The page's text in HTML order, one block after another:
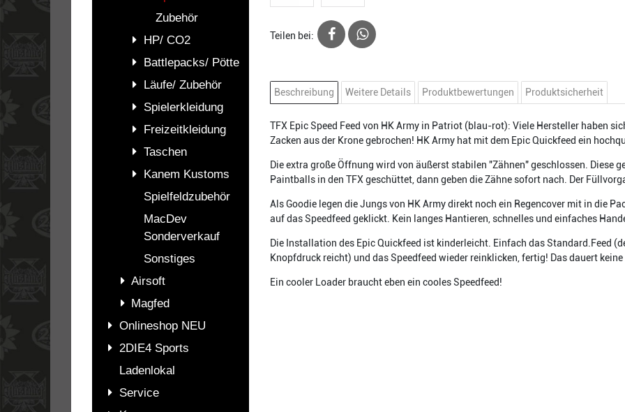
Zubehör
HP/ CO2
Battlepacks/ Pötte
Läufe/ Zubehör
Spielerkleidung
Freizeitkleidung
Taschen
Kanem Kustoms
Spielfeldzubehör
MacDev
Sonderverkauf
Sonstiges
Airsoft
Magfed
Onlineshop NEU
2DIE4 Sports
Ladenlokal
Service
Teilen bei:
Beschreibung Weitere Details Produktbewertungen Produktsicherheit
TFX Epic Speed Feed von HK Army in Patriot (blau-rot): Viele Hersteller haben
Zacken aus der Krone gebrochen! HK Army hat mit dem Epic Quickfeed ein
Die extra große Öffnung wird von äußerst stabilen "Zähnen" geschlossen. Diese
Paintballs in den TFX geschüttet, dann geben die Zähne sofort nach. Der
Als Goodie legen die Jungs von HK Army direkt noch ein Regencover mit in die
auf das Speedfeed geklickt. Kein langes Hantieren, schnelles und einfaches
Die Installation des Epic Quickfeed ist kinderleicht. Einfach das Standard.Feed
Knopfdruck reicht) und das Speedfeed wieder reinklicken, fertig! Das dauert
Ein cooler Loader braucht eben ein cooles Speedfeed!